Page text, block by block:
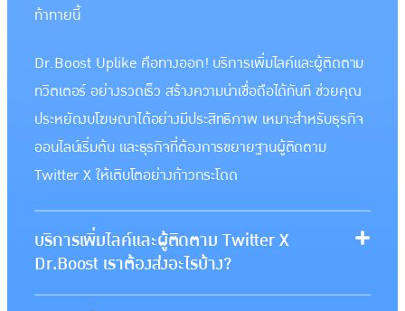
ท้าทายนี้
Dr.Boost Uplike คือทางออก! บริการเพิ่มไลค์และผู้ติดตาม
ทวิตเตอร์ อย่างรวดเร็ว สร้างความน่าเชื่อถือได้ทันที ช่วยคุณ
ประหยัดงบโฆษณาได้อย่างมีประสิทธิภาพ เหมาะสำหรับธุรกิจ
ออนไลน์เริ่มต้น และธุรกิจที่ต้องการขยายฐานผู้ติดตาม
Twitter X ให้เติบโตอย่างก้าวกระโดด
บริการเพิ่มไลค์และผู้ติดตาม Twitter X
Dr.Boost เราต้องส่งอะไรบ้าง?